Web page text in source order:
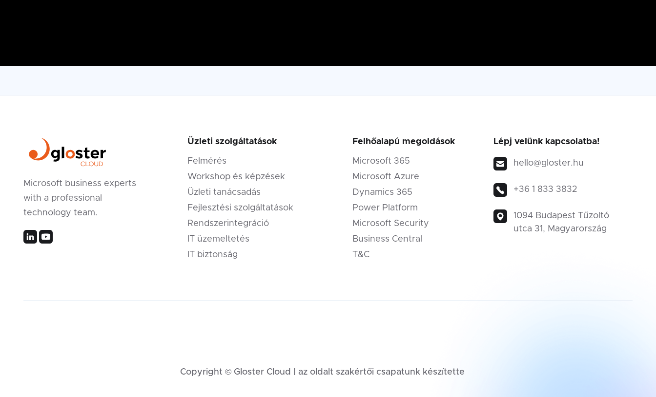
Microsoft business experts
with a professional
technology team.
Üzleti szolgáltatások
Felmérés
Workshop és képzések
Üzleti tanácsadás
Fejlesztési szolgáltatások
Rendszerintegráció
IT üzemeltetés
IT biztonság
Felhőalapú megoldások
Microsoft 365
Microsoft Azure
Dynamics 365
Power Platform
Microsoft Security
Business Central
T&C
Lépj velünk kapcsolatba!
hello@gloster.hu
+36 1 833 3832
1094 Budapest Tűzoltó
utca 31, Magyarország
Copyright © Gloster Cloud | az oldalt szakértői csapatunk készítette